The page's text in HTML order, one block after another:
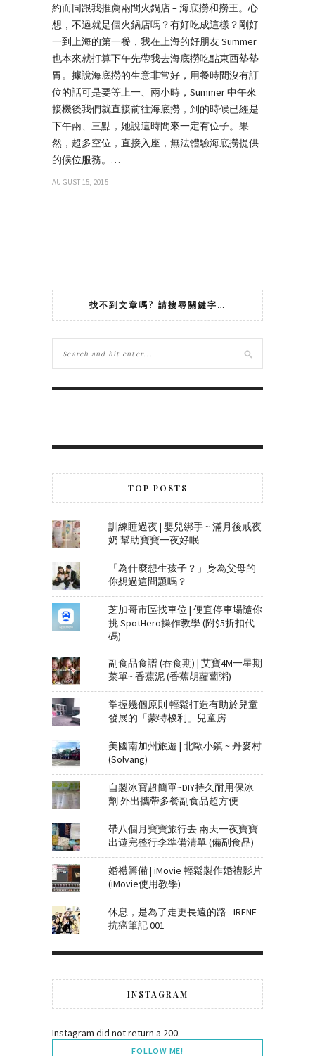
約而同跟我推薦兩間火鍋店 – 海底撈和撈王。心
想，不過就是個火鍋店嗎？有好吃成這樣？剛好
一到上海的第一餐，我在上海的好朋友 Summer
也本來就打算下午先帶我去海底撈吃點東西墊墊
胃。據說海底撈的生意非常好，用餐時間沒有訂
位的話可是要等上一、兩小時，Summer 中午來
接機後我們就直接前往海底撈，到的時候已經是
下午兩、三點，她說這時間來一定有位子。果
然，超多空位，直接入座，無法體驗海底撈提供
的候位服務。…
AUGUST 15, 2015
找不到文章嗎? 請搜尋關鍵字…
TOP POSTS
訓練睡過夜 | 嬰兒綁手 ~ 滿月後戒夜
奶 幫助寶寶一夜好眠
「為什麼想生孩子？」身為父母的
你想過這問題嗎？
芝加哥市區找車位 | 便宜停車場隨你
挑 SpotHero操作教學 (附$5折扣代
碼)
副食品食譜 (吞食期) | 艾寶4M一星期
菜單~ 香蕉泥 (香蕉胡蘿蔔粥)
掌握幾個原則 輕鬆打造有助於兒童
發展的「蒙特梭利」兒童房
美國南加州旅遊 | 北歐小鎮 ~ 丹麥村
(Solvang)
自製冰寶超簡單~DIY持久耐用保冰
劑 外出攜帶多餐副食品超方便
帶八個月寶寶旅行去 兩天一夜寶寶
出遊完整行李準備清單 (備副食品)
婚禮籌備 | iMovie 輕鬆製作婚禮影片
(iMovie使用教學)
休息，是為了走更長遠的路 - IRENE
抗癌筆記 001
INSTAGRAM
Instagram did not return a 200.
FOLLOW ME!